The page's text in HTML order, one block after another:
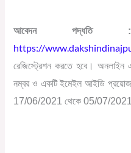
আবেদন পদ্ধতি
https://
রেজিস্ট্রেশন করতে হবে। অনলাইন
নম্বর ও একটি ইমেইল আইডি
17/06/2021থেকে 05/07/